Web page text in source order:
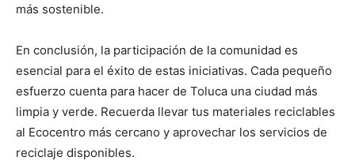
más sostenible.
En conclusión, la participación de la comunidad es
esencial para el éxito de estas iniciativas. Cada pequeño
esfuerzo cuenta para hacer de Toluca una ciudad más
limpia y verde. Recuerda llevar tus materiales reciclables
al Ecocentro más cercano y aprovechar los servicios de
reciclaje disponibles.